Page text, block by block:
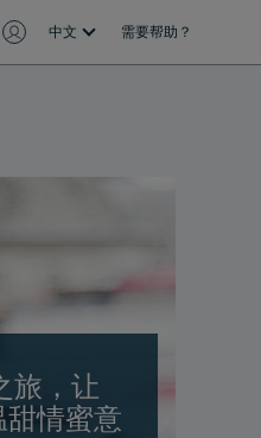
中文 需要帮助？
旅，让
情蜜意